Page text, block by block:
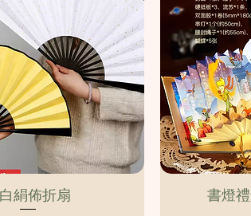
Quick View
絹佈折扇 書燈